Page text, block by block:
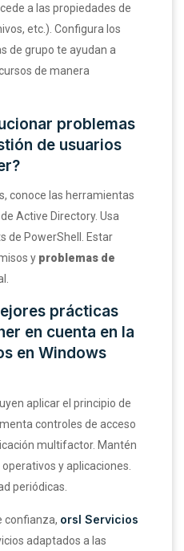
a las propiedades de
etc.). Configura los
de grupo te ayudan a
de manera
problemas
de usuarios
conoce las herramientas
Active Directory. Usa
de PowerShell. Estar
y problemas de
prácticas
en cuenta en la
en Windows
aplicar el principio de
controles de acceso
multifactor. Mantén
y aplicaciones.
periódicas.
confianza, orsl Servicios
adaptados a las